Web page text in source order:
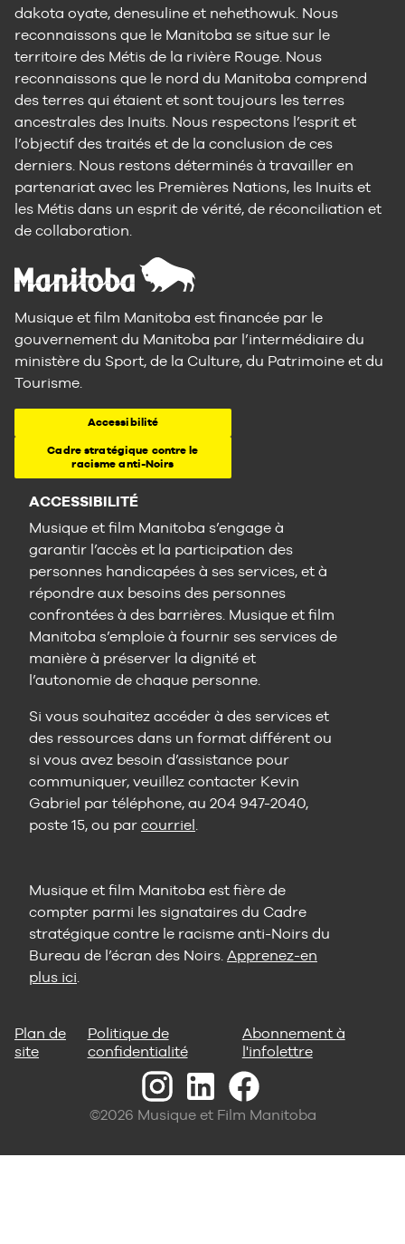
dakota oyate, denesuline et nehethowuk. Nous
reconnaissons que le Manitoba se situe sur le
territoire des Métis de la rivière Rouge. Nous
reconnaissons que le nord du Manitoba comprend
des terres qui étaient et sont toujours les terres
ancestrales des Inuits. Nous respectons l’esprit et
l’objectif des traités et de la conclusion de ces
derniers. Nous restons déterminés à travailler en
partenariat avec les Premières Nations, les Inuits et
les Métis dans un esprit de vérité, de réconciliation et
de collaboration.
Musique et film Manitoba est financée par le
gouvernement du Manitoba par l’intermédiaire du
ministère du Sport, de la Culture, du Patrimoine et du
Tourisme.
Accessibilité
Cadre stratégique contre le
racisme anti-Noirs
ACCESSIBILITÉ
Musique et film Manitoba s’engage à
garantir l’accès et la participation des
personnes handicapées à ses services, et à
répondre aux besoins des personnes
confrontées à des barrières. Musique et film
Manitoba s’emploie à fournir ses services de
manière à préserver la dignité et
l’autonomie de chaque personne.
Si vous souhaitez accéder à des services et
des ressources dans un format différent ou
si vous avez besoin d’assistance pour
communiquer, veuillez contacter Kevin
Gabriel par téléphone, au 204 947-2040,
poste 15, ou par courriel .
Musique et film Manitoba est fière de
compter parmi les signataires du Cadre
stratégique contre le racisme anti-Noirs du
Bureau de l’écran des Noirs. Apprenez-en
plus ici.
Plan de
site
Politique de
confidentialité
Abonnement à
l'infolettre
©2026 Musique et Film Manitoba